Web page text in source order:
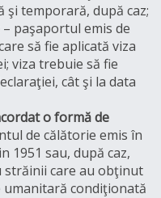
şi temporară, după caz;
– paşaportul emis de
să fie aplicată viza
viza trebuie să fie
cât şi la data
o formă de
de călătorie emis în
1951 sau, după caz,
străinii care au obţinut
condiţionată